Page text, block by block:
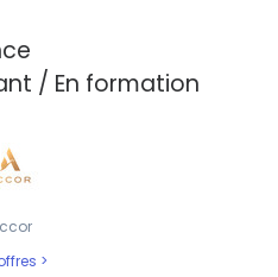
/ En formation